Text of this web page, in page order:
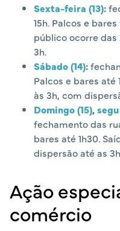
Sexta-feira (13):
15h. Palcos e
público ocorre das
3h.
Sábado (14):
Palcos e bares até
às 3h, com
Domingo (15),
fechamento das
bares até 1h30.
dispersão até as
Ação
comércio